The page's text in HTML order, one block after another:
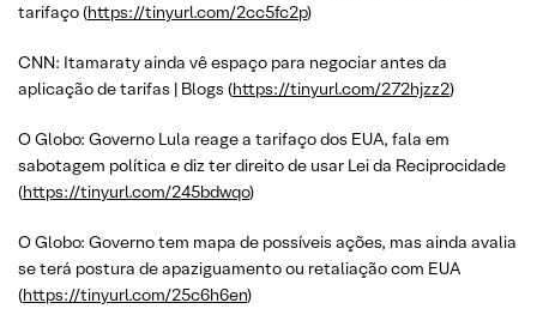
tarifaço (https://tinyurl.com/2cc5fc2p)
CNN: Itamaraty ainda vê espaço para negociar antes da
aplicação de tarifas | Blogs (https://tinyurl.com/272hjzz2)
O Globo: Governo Lula reage a tarifaço dos EUA, fala em
sabotagem política e diz ter direito de usar Lei da Reciprocidade
(https://tinyurl.com/245bdwqo)
O Globo: Governo tem mapa de possíveis ações, mas ainda avalia
se terá postura de apaziguamento ou retaliação com EUA
(https://tinyurl.com/25c6h6en)